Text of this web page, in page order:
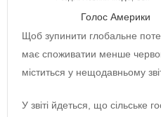
Голос Америки
Щоб зупинити глобальне
має споживатии менше
міститься у нещодавньому
У звіті йдеться, що сільське